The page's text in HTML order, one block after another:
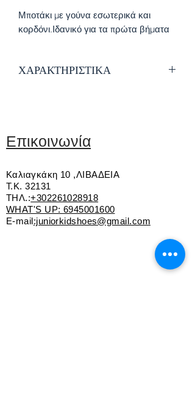
Μποτάκι με γούνα εσωτερικά και
κορδόνι.Ιδανικό για τα πρώτα βήματα
ΧΑΡΑΚΤΗΡΙΣΤΙΚΑ
Δέσιμο με κορδόνι
Αντιολισθητική σόλα
Επικοινωνία
Καλιαγκάκη 10 ,ΛΙΒΑΔΕΙΑ
Τ.Κ. 32131
ΤΗΛ.:+302261028918
WHAT'S UP: 6945001600
E-mail:juniorkidshoes@gmail.com